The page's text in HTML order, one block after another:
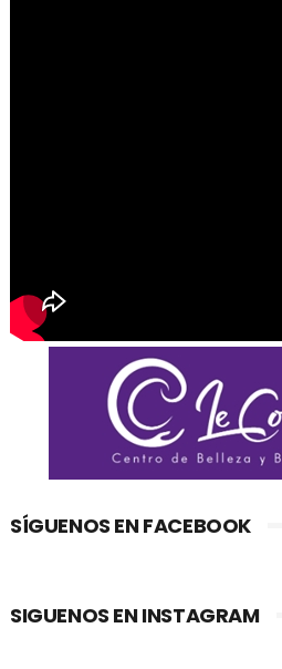
SÍGUENOS EN FACEBOOK
SIGUENOS EN INSTAGRAM